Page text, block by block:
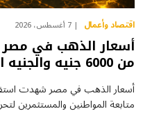
اقتصاد وأعمال 7 أغسطس، 2026
من 6000 جنيه والجنيه الذهب يقفز بقوة
أسعار الذهب في مصر شهدت
متابعة المواطنين والمستثمرين